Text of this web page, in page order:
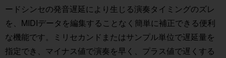
ードシンセの発音遅延により生じる演奏タイミングのズレ
を、MIDIデータを編集することなく簡単に補正できる便利
な機能です。ミリセカンドまたはサンプル単位で遅延量を
指定でき、マイナス値で演奏を早く、プラス値で遅くする